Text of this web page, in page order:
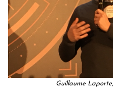
Guillaume